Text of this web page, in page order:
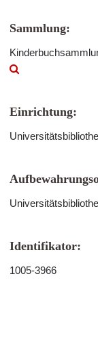
Sammlung:
Einrichtung:
Identifikator:
1005-3966